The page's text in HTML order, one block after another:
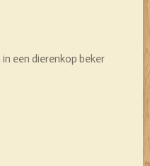
een dierenkop beker